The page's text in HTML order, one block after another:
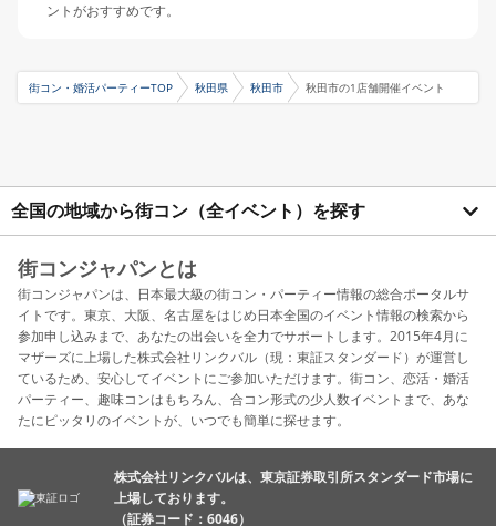
ントがおすすめです。
街コン・婚活パーティーTOP 秋田県 秋田市 秋田市の1店舗開催イベント
全国の地域から街コン（全イベント）を探す
街コンジャパンとは
街コンジャパンは、日本最大級の街コン・パーティー情報の総合ポータルサ
イトです。東京、大阪、名古屋をはじめ日本全国のイベント情報の検索から
参加申し込みまで、あなたの出会いを全力でサポートします。2015年4月に
マザーズに上場した株式会社リンクバル（現：東証スタンダード）が運営し
ているため、安心してイベントにご参加いただけます。街コン、恋活・婚活
パーティー、趣味コンはもちろん、合コン形式の少人数イベントまで、あな
たにピッタリのイベントが、いつでも簡単に探せます。
株式会社リンクバルは、東京証券取引所スタンダード市場に
上場しております。
（証券コード：6046）